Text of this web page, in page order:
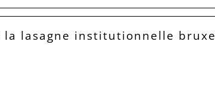
la lasagne institutionnelle